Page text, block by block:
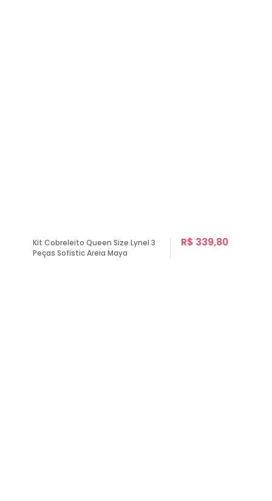
Kit Cobreleito Queen Size Lynel 3
Peças Sofistic Areia Maya
R$ 339,80